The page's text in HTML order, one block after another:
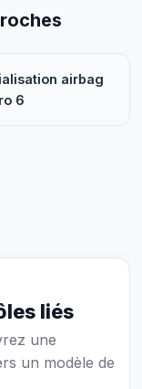
airbag
6
liés
une
un modèle de